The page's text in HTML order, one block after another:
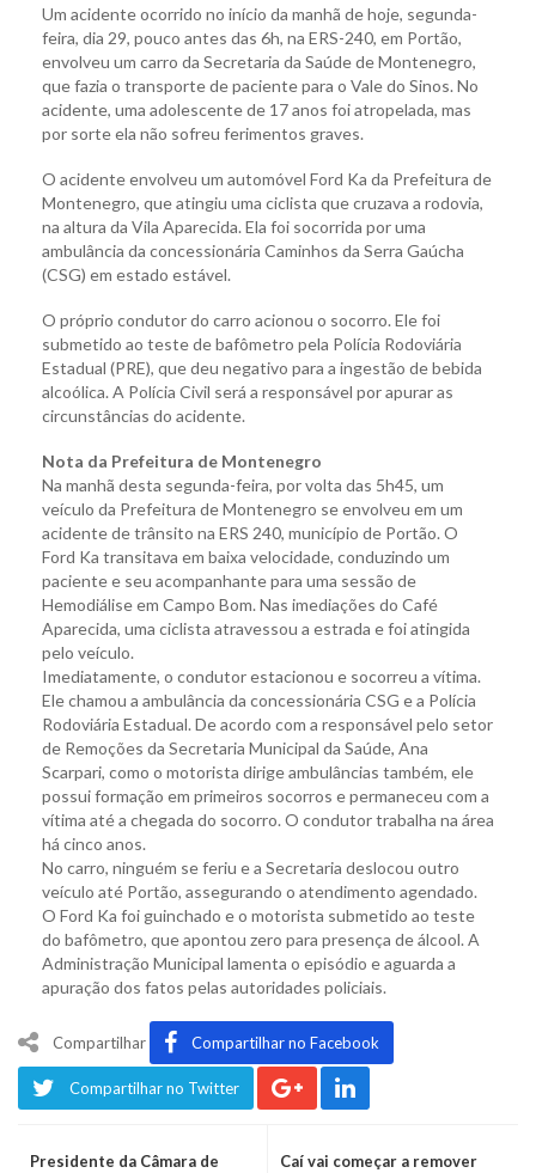
Um acidente ocorrido no início da manhã de hoje, segunda-
feira, dia 29, pouco antes das 6h, na ERS-240, em Portão,
envolveu um carro da Secretaria da Saúde de Montenegro,
que fazia o transporte de paciente para o Vale do Sinos. No
acidente, uma adolescente de 17 anos foi atropelada, mas
por sorte ela não sofreu ferimentos graves.
O acidente envolveu um automóvel Ford Ka da Prefeitura de
Montenegro, que atingiu uma ciclista que cruzava a rodovia,
na altura da Vila Aparecida. Ela foi socorrida por uma
ambulância da concessionária Caminhos da Serra Gaúcha
(CSG) em estado estável.
O próprio condutor do carro acionou o socorro. Ele foi
submetido ao teste de bafômetro pela Polícia Rodoviária
Estadual (PRE), que deu negativo para a ingestão de bebida
alcoólica. A Polícia Civil será a responsável por apurar as
circunstâncias do acidente.
Nota da Prefeitura de Montenegro
Na manhã desta segunda-feira, por volta das 5h45, um
veículo da Prefeitura de Montenegro se envolveu em um
acidente de trânsito na ERS 240, município de Portão. O
Ford Ka transitava em baixa velocidade, conduzindo um
paciente e seu acompanhante para uma sessão de
Hemodiálise em Campo Bom. Nas imediações do Café
Aparecida, uma ciclista atravessou a estrada e foi atingida
pelo veículo.
Imediatamente, o condutor estacionou e socorreu a vítima.
Ele chamou a ambulância da concessionária CSG e a Polícia
Rodoviária Estadual. De acordo com a responsável pelo setor
de Remoções da Secretaria Municipal da Saúde, Ana
Scarpari, como o motorista dirige ambulâncias também, ele
possui formação em primeiros socorros e permaneceu com a
vítima até a chegada do socorro. O condutor trabalha na área
há cinco anos.
No carro, ninguém se feriu e a Secretaria deslocou outro
veículo até Portão, assegurando o atendimento agendado.
O Ford Ka foi guinchado e o motorista submetido ao teste
do bafômetro, que apontou zero para presença de álcool. A
Administração Municipal lamenta o episódio e aguarda a
apuração dos fatos pelas autoridades policiais.
Compartilhar Compartilhar no Facebook
Compartilhar no Twitter
Presidente da Câmara de
Caí vai começar a remover